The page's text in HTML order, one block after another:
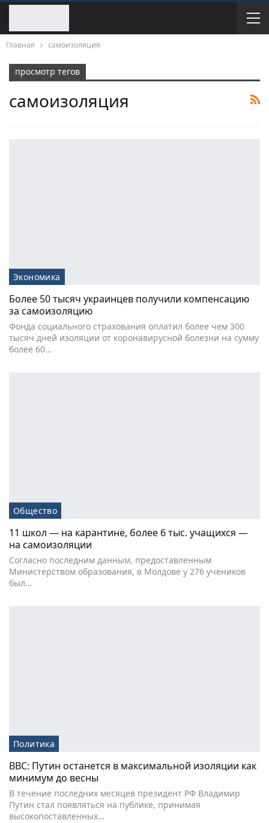
Главная самоизоляция
просмотр тегов
самоизоляция
Экономика
Более 50 тысяч украинцев получили компенсацию
за самоизоляцию
Фонда социального страхования оплатил более чем 300
тысяч дней изоляции от коронавирусной болезни на сумму
более 60…
Общество
11 школ — на карантине, более 6 тыс. учащихся —
на самоизоляции
Согласно последним данным, предоставленным
Министерством образования, в Молдове у 276 учеников
был…
Политика
ВВС: Путин останется в максимальной изоляции как
минимум до весны
В течение последних месяцев президент РФ Владимир
Путин стал появляться на публике, принимая
высокопоставленных…